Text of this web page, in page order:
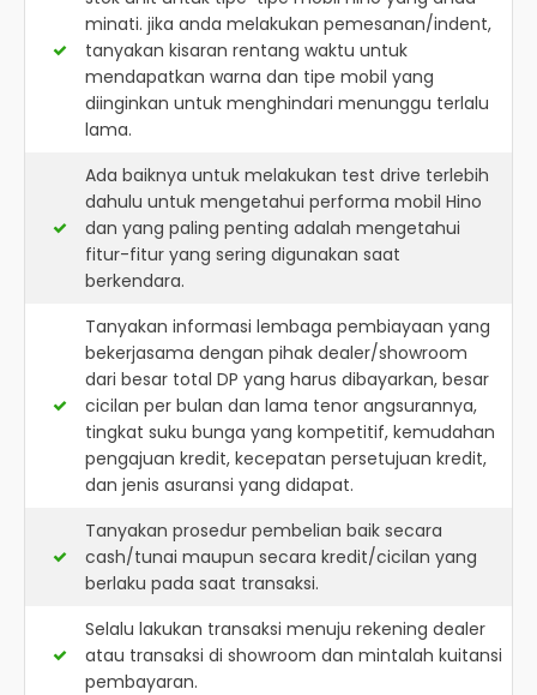
minati. jika anda melakukan pemesanan/indent,
tanyakan kisaran rentang waktu untuk
mendapatkan warna dan tipe mobil yang
diinginkan untuk menghindari menunggu terlalu
lama.
Ada baiknya untuk melakukan test drive terlebih
dahulu untuk mengetahui performa mobil Hino
dan yang paling penting adalah mengetahui
fitur-fitur yang sering digunakan saat
berkendara.
Tanyakan informasi lembaga pembiayaan yang
bekerjasama dengan pihak dealer/showroom
dari besar total DP yang harus dibayarkan, besar
cicilan per bulan dan lama tenor angsurannya,
tingkat suku bunga yang kompetitif, kemudahan
pengajuan kredit, kecepatan persetujuan kredit,
dan jenis asuransi yang didapat.
Tanyakan prosedur pembelian baik secara
cash/tunai maupun secara kredit/cicilan yang
berlaku pada saat transaksi.
Selalu lakukan transaksi menuju rekening dealer
atau transaksi di showroom dan mintalah kuitansi
pembayaran.